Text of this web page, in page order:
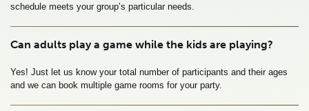
schedule meets your group’s particular needs.
Can adults play a game while the kids are playing?
Yes! Just let us know your total number of participants and their ages
and we can book multiple game rooms for your party.